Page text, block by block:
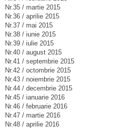
Nr.35 / martie 2015
Nr.36 / aprilie 2015
Nr.37 / mai 2015
Nr.38 / iunie 2015
Nr.39 / iulie 2015
Nr.40 / august 2015
Nr.41 / septembrie 2015
Nr.42 / octombrie 2015
Nr.43 / noiembrie 2015
Nr.44 / decembrie 2015
Nr.45 / ianuarie 2016
Nr.46 / februarie 2016
Nr.47 / martie 2016
Nr.48 / aprilie 2016